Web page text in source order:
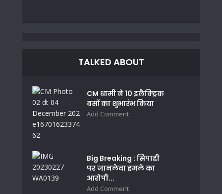
TALKED ABOUT
CM धामी ने 10 इलैक्ट्रिक
बसों का शुभारंभ किया
Add Comment
Big Breaking : सिपाही
पर जानलेवा हमले का
आरोपी...
Add Comment